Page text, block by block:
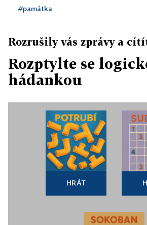
#památka
Rozrušily vás zprávy a
Rozptylte se
hádankou
HRÁT